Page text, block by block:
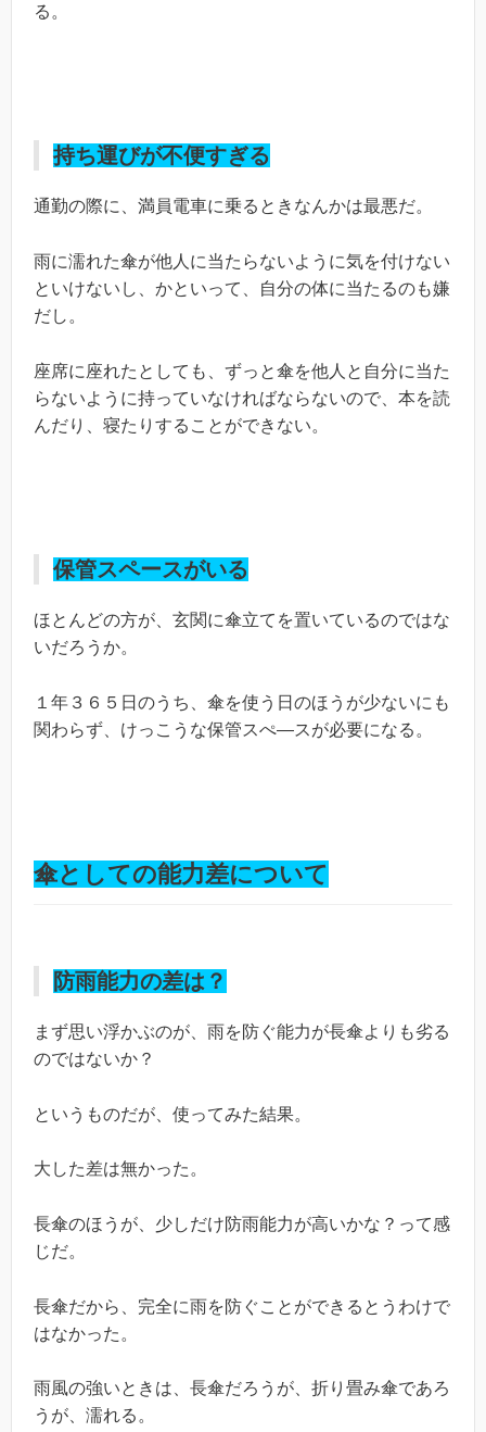
る。
持ち運びが不便すぎる
通勤の際に、満員電車に乗るときなんかは最悪だ。
雨に濡れた傘が他人に当たらないように気を付けない
といけないし、かといって、自分の体に当たるのも嫌
だし。
座席に座れたとしても、ずっと傘を他人と自分に当た
らないように持っていなければならないので、本を読
んだり、寝たりすることができない。
保管スペースがいる
ほとんどの方が、玄関に傘立てを置いているのではな
いだろうか。
１年３６５日のうち、傘を使う日のほうが少ないにも
関わらず、けっこうな保管スぺ―スが必要になる。
傘としての能力差について
防雨能力の差は？
まず思い浮かぶのが、雨を防ぐ能力が長傘よりも劣る
のではないか？
というものだが、使ってみた結果。
大した差は無かった。
長傘のほうが、少しだけ防雨能力が高いかな？って感
じだ。
長傘だから、完全に雨を防ぐことができるとうわけで
はなかった。
雨風の強いときは、長傘だろうが、折り畳み傘であろ
うが、濡れる。